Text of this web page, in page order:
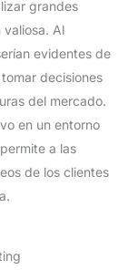
grandes
Al
evidentes de
decisiones
del mercado.
en un entorno
a las
de los clientes